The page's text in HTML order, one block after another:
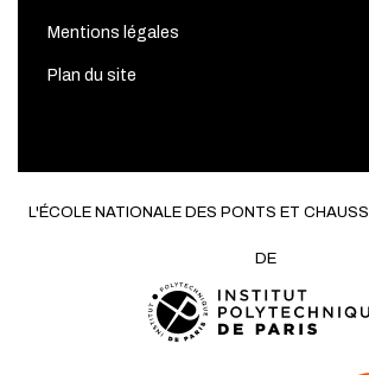
Mentions légales
Plan du site
L'ÉCOLE NATIONALE DES PONTS ET
DE